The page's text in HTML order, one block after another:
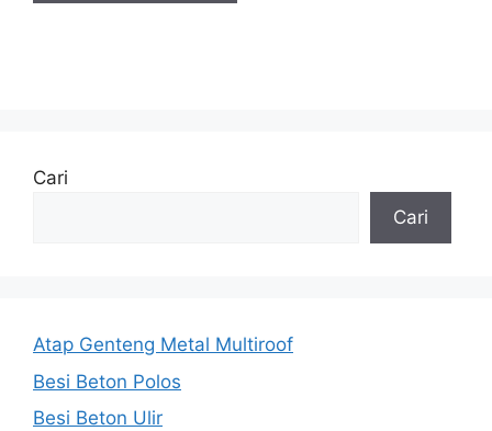
Cari
Cari
Atap Genteng Metal Multiroof
Besi Beton Polos
Besi Beton Ulir